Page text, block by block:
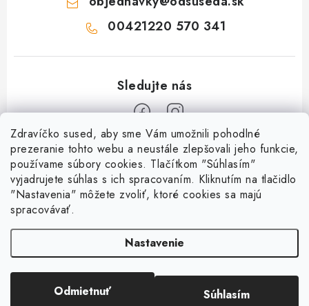
Zdravíčko sused, aby sme Vám umožnili pohodlné
prezeranie tohto webu a neustále zlepšovali jeho funkcie,
používame súbory cookies. Tlačítkom "Súhlasím"
vyjadrujete súhlas s ich spracovaním. Kliknutím na tlačidlo
"Nastavenia" môžete zvoliť, ktoré cookies sa majú
spracovávať.
Nastavenie
Odmietnuť Súhlasím
00421220 570 341
O nás
Kontakty
História a súčasnosť
Susedov blog
Pre lepšie susedstvo
Všetko o nákupe
Doprava a platba
Ako balíme zásielky?
Dokumenty
Copyright 2026 . Všetky práva vyhradené.